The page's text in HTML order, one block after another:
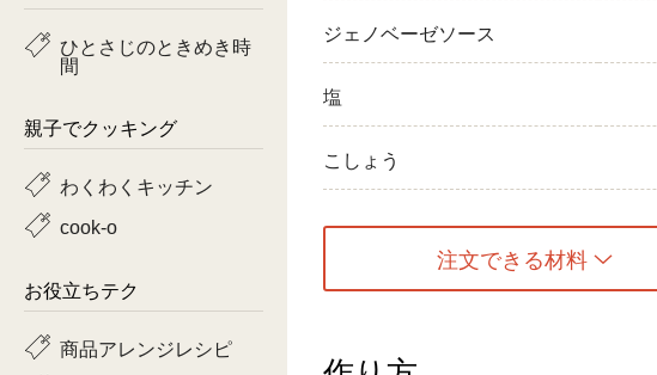
ジェノベーゼソース
塩
こしょう
注文できる材料
トマト
ひとさじのときめき時
間
親子でクッキング
わくわくキッチン
cook-o
お役立ちテク
商品アレンジレシピ